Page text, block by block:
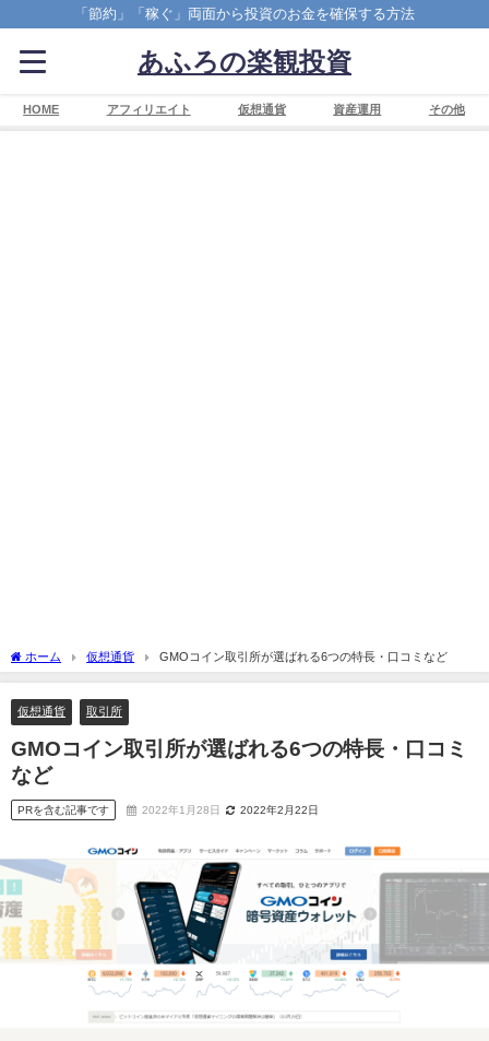
「節約」「稼ぐ」両面から投資のお金を確保する方法
あふろの楽観投資
HOME アフィリエイト 仮想通貨 資産運用 その他
ホーム 仮想通貨 GMOコイン取引所が選ばれる6つの特長・口コミなど
仮想通貨 取引所
GMOコイン取引所が選ばれる6つの特長・口コミ
など
PRを含む記事です 2022年1月28日 2022年2月22日